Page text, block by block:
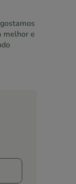
melhor e